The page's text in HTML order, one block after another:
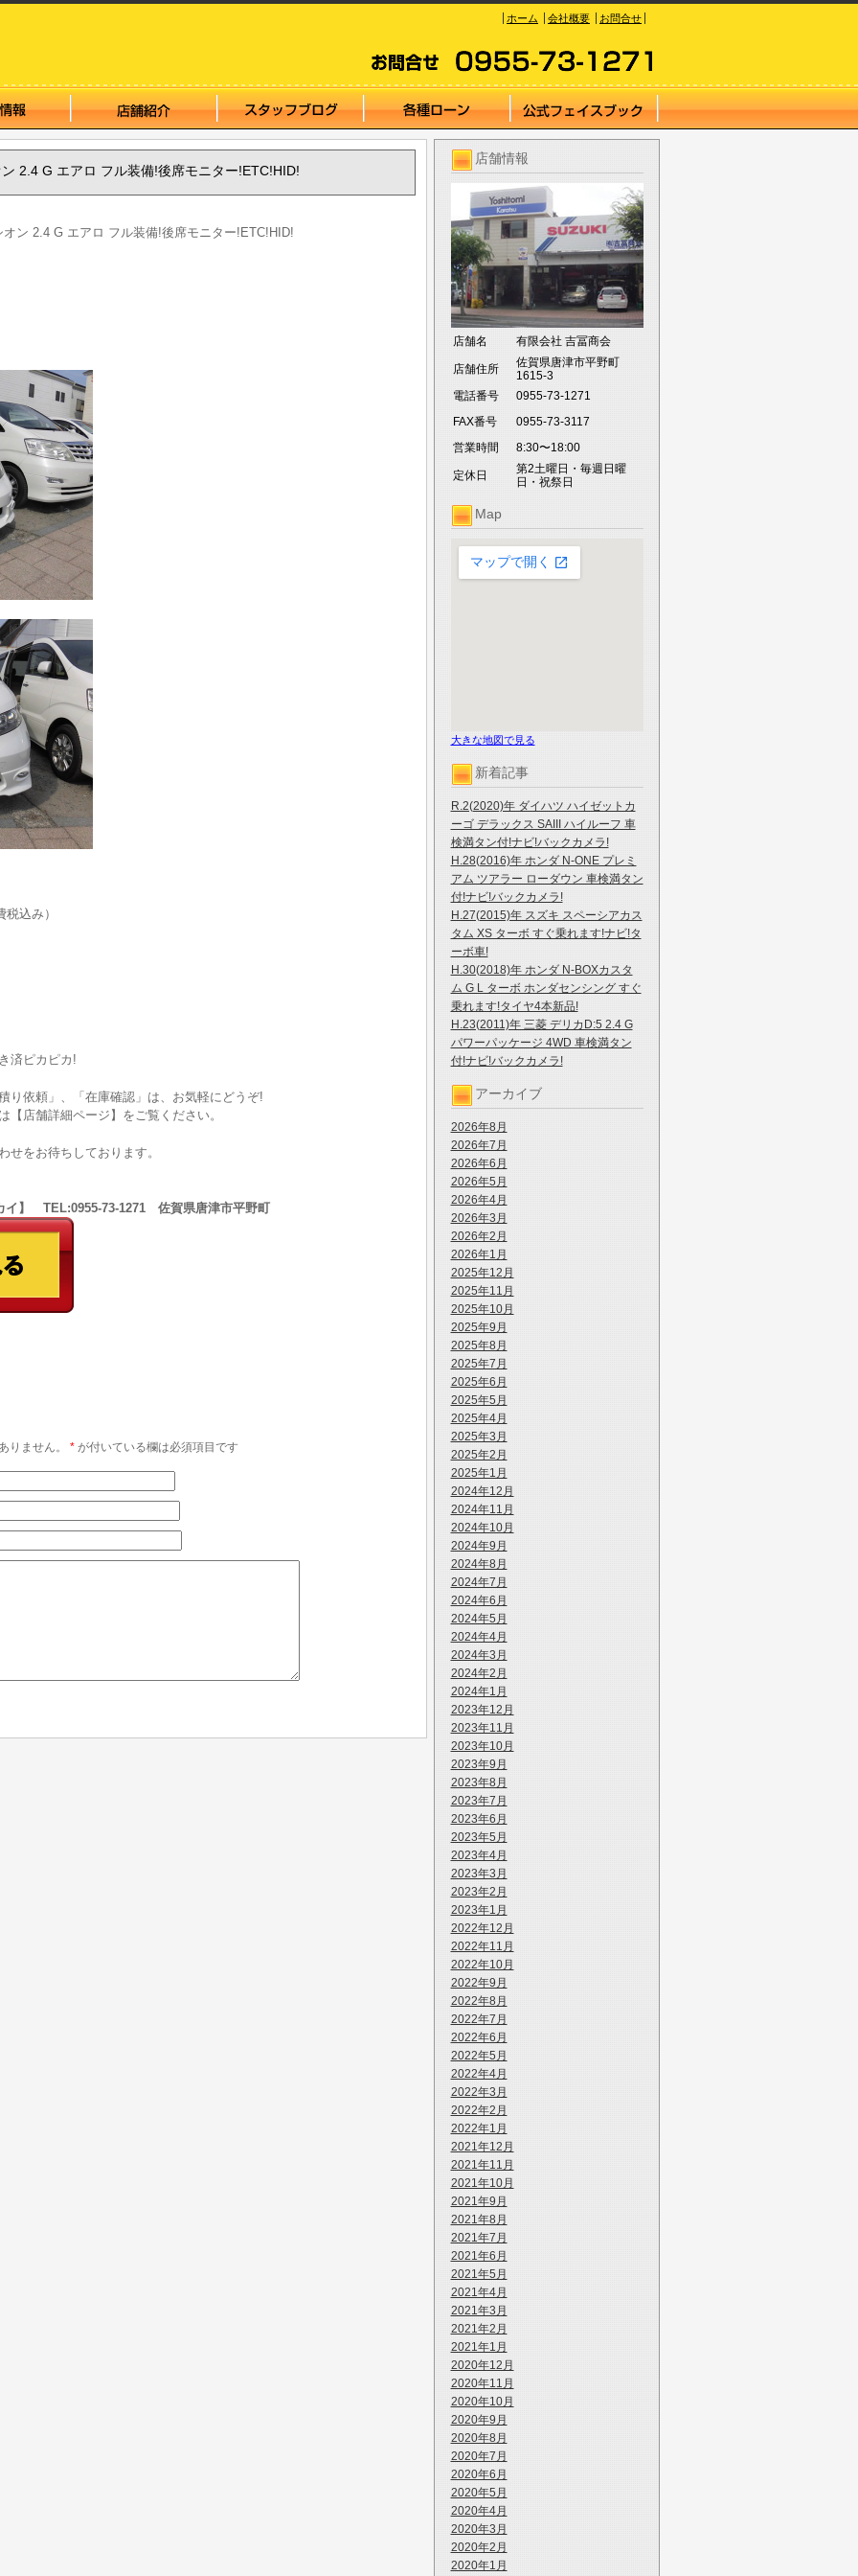
ホーム 会社概要 お問合せ
店舗情報
店舗名 有限会社 吉冨商会
店舗住所
佐賀県唐津市平野町
1615-3
電話番号
0955-73-1271
FAX番号
0955-73-3117
営業時間
8:30〜18:00
定休日
第2土曜日・毎週日曜
日・祝祭日
Map
大きな地図で見る
新着記事
R.2(2020)年 ダイハツ ハイゼットカ
ーゴ デラックス SAIII ハイルーフ 車
検満タン付!ナビ!バックカメラ!
H.28(2016)年 ホンダ N-ONE プレミ
アム ツアラー ローダウン 車検満タン
付!ナビ!バックカメラ!
H.27(2015)年 スズキ スペーシアカス
タム XS ターボ すぐ乗れます!ナビ!タ
ーボ車!
H.30(2018)年 ホンダ N-BOXカスタ
ム G L ターボ ホンダセンシング すぐ
乗れます!タイヤ4本新品!
H.23(2011)年 三菱 デリカD:5 2.4 G
パワーパッケージ 4WD 車検満タン
付!ナビ!バックカメラ!
アーカイブ
2026年8月
2026年7月
2026年6月
2026年5月
2026年4月
2026年3月
2026年2月
2026年1月
2025年12月
2025年11月
2025年10月
2025年9月
2025年8月
2025年7月
2025年6月
2025年5月
2025年4月
2025年3月
2025年2月
2025年1月
2024年12月
2024年11月
2024年10月
2024年9月
2024年8月
2024年7月
2024年6月
2024年5月
2024年4月
2024年3月
2024年2月
2024年1月
2023年12月
2023年11月
2023年10月
2023年9月
2023年8月
2023年7月
2023年6月
2023年5月
2023年4月
2023年3月
2023年2月
2023年1月
2022年12月
2022年11月
2022年10月
2022年9月
2022年8月
2022年7月
2022年6月
2022年5月
2022年4月
2022年3月
2022年2月
2022年1月
2021年12月
2021年11月
2021年10月
2021年9月
2021年8月
2021年7月
2021年6月
2021年5月
2021年4月
2021年3月
2021年2月
2021年1月
2020年12月
2020年11月
2020年10月
2020年9月
2020年8月
2020年7月
2020年6月
2020年5月
2020年4月
2020年3月
2020年2月
2020年1月
2.4 G エアロ フル装備!後席モニター!ETC!HID!
ン 2.4 G エアロ フル装備!後席モニター!ETC!HID!
税込み）
済ピカピカ!
依頼」、「在庫確認」は、お気軽にどうぞ!
店舗詳細ページ】をご覧ください。
せをお待ちしております。
イ】 TEL:0955-73-1271 佐賀県唐津市平野町
りません。 * が付いている欄は必須項目です